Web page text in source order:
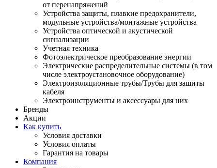
от перенапряжений
Устройства защиты, плавкие предохранители,
модульные устройства/монтажные устройства
Устройства оптической и акустической
сигнализации
Учетная техника
Фотоэлектрическое преобразование энергии
Электрические распределительные системы (в том
числе электроустановочное оборудование)
Электроизоляционные трубы/Трубы для защиты
кабеля
Электроинструменты и аксессуары для них
Бренды
Акции
Как купить
Условия доставки
Условия оплаты
Гарантия на товары
Компания